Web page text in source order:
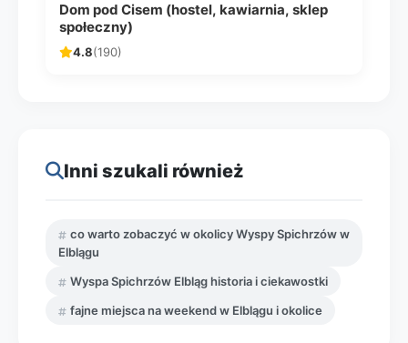
Dom pod Cisem (hostel, kawiarnia, sklep
społeczny)
4.8(190)
Inni szukali również
co warto zobaczyć w okolicy Wyspy Spichrzów w
Elblągu
Wyspa Spichrzów Elbląg historia i ciekawostki
fajne miejsca na weekend w Elblągu i okolice